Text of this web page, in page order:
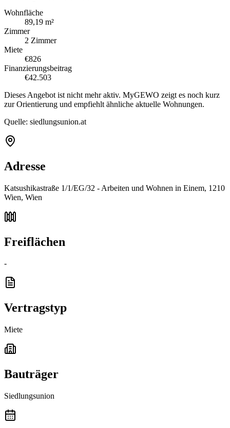
Wohnfläche
89,19 m²
Zimmer
2 Zimmer
Miete
€826
Finanzierungsbeitrag
€42.503
Dieses Angebot ist nicht mehr aktiv. MyGEWO zeigt es noch kurz
zur Orientierung und empfiehlt ähnliche aktuelle Wohnungen.
Quelle: siedlungsunion.at
Adresse
Katsushikastraße 1/1/EG/32 - Arbeiten und Wohnen in Einem, 1210
Wien, Wien
Freiflächen
-
Vertragstyp
Miete
Bauträger
Siedlungsunion